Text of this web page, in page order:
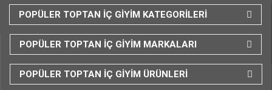
POPÜLER TOPTAN İÇ GİYİM KATEGORİLERİ
POPÜLER TOPTAN İÇ GİYİM MARKALARI
POPÜLER TOPTAN İÇ GİYİM ÜRÜNLERİ